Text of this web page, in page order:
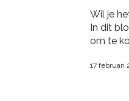
Wil je
In dit
om te
17 februari